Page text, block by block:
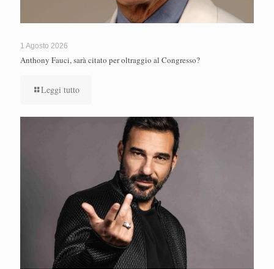
1 Agosto 2026
Anthony Fauci, sarà citato per oltraggio al Congresso?
Leggi tutto